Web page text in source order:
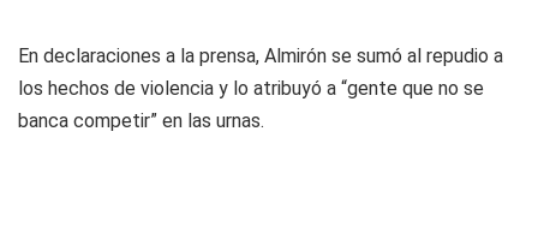
En declaraciones a la prensa, Almirón se sumó al repudio a
los hechos de violencia y lo atribuyó a “gente que no se
banca competir” en las urnas.